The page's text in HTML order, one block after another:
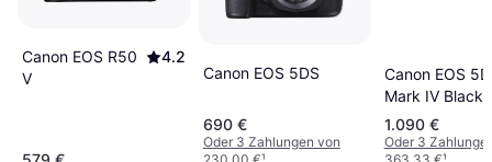
Canon EOS R50
V
4.2
Canon EOS 5DS
690 €
Oder 3 Zahlungen von
Canon EOS 5D
Mark IV Black
1.090 €
Oder 3